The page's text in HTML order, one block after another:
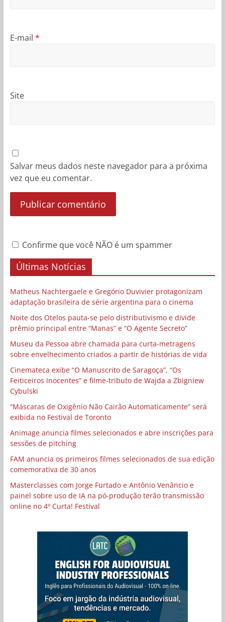
E-mail *
Site
Salvar meus dados neste navegador para a próxima
vez que eu comentar.
Confirme que você NÃO é um spammer
Últimas Notícias
Matheus Nachtergaele e Gregório Duvivier protagonizam
adaptação brasileira de série argentina para o cinema
Noite dos Otelos pauta-se pelo distributivismo e divide
prêmio principal entre “Manas” e “O Agente Secreto”
Museu da Pessoa abre chamada para curta-metragens
sobre envelhecimento criados a partir de histórias de vida
Cinemateca exibe “O Manuscrito de Saragoça”, “Os
Feiticeiros Inocentes” e filme-tributo de Wajda a Zbigniew
Cybulski
“Máscaras de Oxigênio Não Cairão Automaticamente” será
exibida no Festival de Toronto
Animage anuncia filmes selecionados e abre inscrições para
sessões de pitching
FAM anuncia os primeiros filmes selecionados de sua edição
comemorativa de 30 anos
Masterclasses com Jorge Furtado e Antônio Venâncio e
painel sobre uso de IA na pó-produção terão transmissão
online no 4º Curta! Festival